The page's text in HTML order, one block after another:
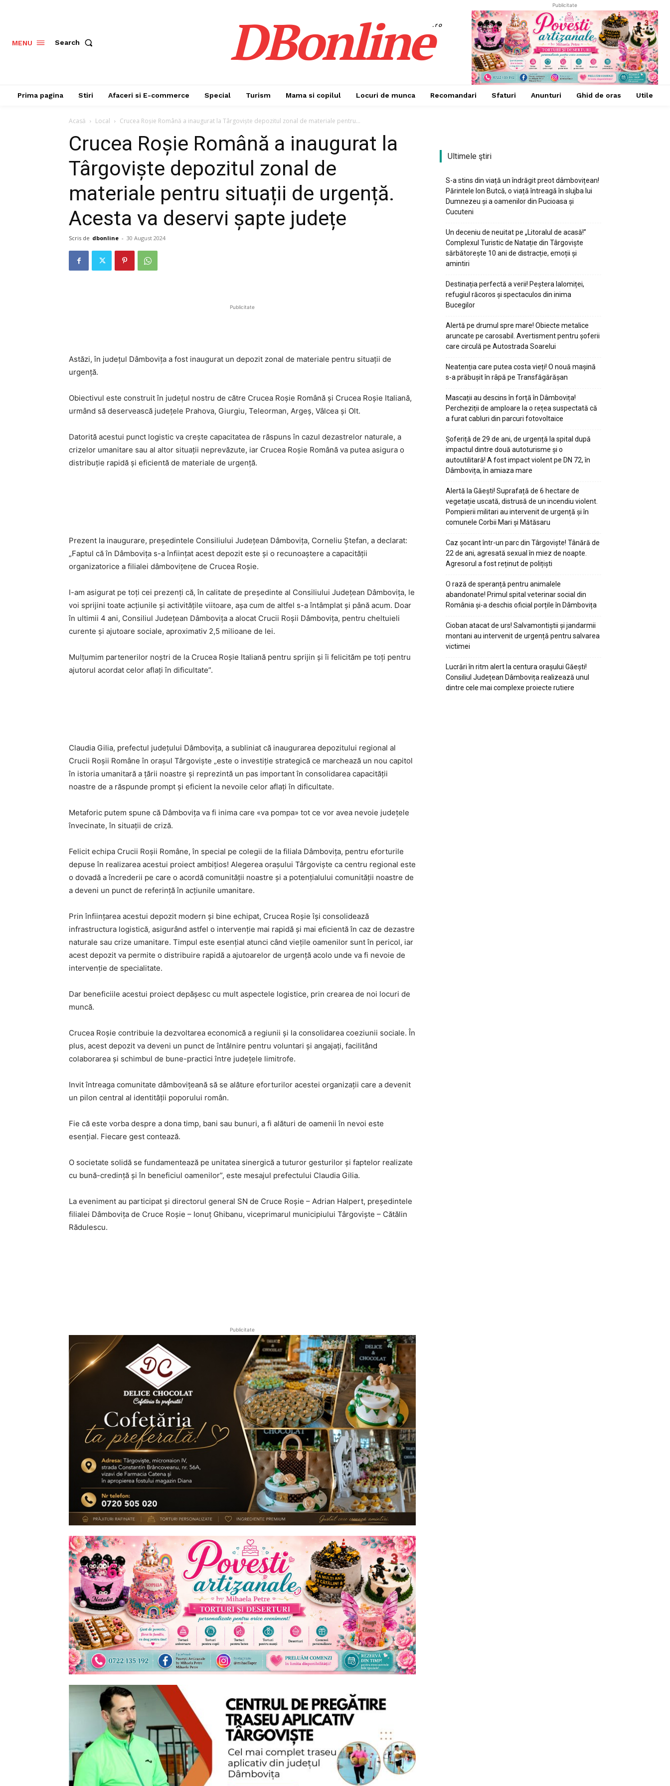
MENU Search DBonline.ro
Publicitate
Prima pagina Stiri Afaceri si E-commerce Special Turism Mama si copilul Locuri de munca Recomandari Sfaturi Anunturi Ghid de oras Utile
Acasă Local Crucea Roșie Română a inaugurat la Târgoviște depozitul zonal de materiale pentru...
Crucea Roșie Română a inaugurat la
Târgoviște depozitul zonal de
materiale pentru situații de urgență.
Acesta va deservi șapte județe
Scris de dbonline - 30 August 2024
Publicitate
Astăzi, în județul Dâmbovița a fost inaugurat un depozit zonal de materiale pentru situații de
urgență.
Obiectivul este construit în județul nostru de către Crucea Roșie Română și Crucea Roșie Italiană,
urmând să deservească județele Prahova, Giurgiu, Teleorman, Argeș, Vâlcea și Olt.
Datorită acestui punct logistic va crește capacitatea de răspuns în cazul dezastrelor naturale, a
crizelor umanitare sau al altor situații neprevăzute, iar Crucea Roșie Română va putea asigura o
distribuție rapidă și eficientă de materiale de urgență.
Prezent la inaugurare, președintele Consiliului Județean Dâmbovița, Corneliu Ștefan, a declarat:
„Faptul că în Dâmbovița s-a înființat acest depozit este și o recunoaștere a capacității
organizatorice a filialei dâmbovițene de Crucea Roșie.
I-am asigurat pe toți cei prezenți că, în calitate de președinte al Consiliului Județean Dâmbovița, le
voi sprijini toate acțiunile și activitățile viitoare, așa cum de altfel s-a întâmplat și până acum. Doar
în ultimii 4 ani, Consiliul Județean Dâmbovița a alocat Crucii Roșii Dâmbovița, pentru cheltuieli
curente și ajutoare sociale, aproximativ 2,5 milioane de lei.
Mulțumim partenerilor noștri de la Crucea Roșie Italiană pentru sprijin și îi felicităm pe toți pentru
ajutorul acordat celor aflați în dificultate”.
Claudia Gilia, prefectul județului Dâmbovița, a subliniat că inaugurarea depozitului regional al
Crucii Roșii Române în orașul Târgoviște „este o investiție strategică ce marchează un nou capitol
în istoria umanitară a țării noastre și reprezintă un pas important în consolidarea capacității
noastre de a răspunde prompt și eficient la nevoile celor aflați în dificultate.
Metaforic putem spune că Dâmbovița va fi inima care «va pompa» tot ce vor avea nevoie județele
învecinate, în situații de criză.
Felicit echipa Crucii Roșii Române, în special pe colegii de la filiala Dâmbovița, pentru eforturile
depuse în realizarea acestui proiect ambițios! Alegerea orașului Târgoviște ca centru regional este
o dovadă a încrederii pe care o acordă comunității noastre și a potențialului comunității noastre de
a deveni un punct de referință în acțiunile umanitare.
Prin înființarea acestui depozit modern și bine echipat, Crucea Roșie își consolidează
infrastructura logistică, asigurând astfel o intervenție mai rapidă și mai eficientă în caz de dezastre
naturale sau crize umanitare. Timpul este esențial atunci când viețile oamenilor sunt în pericol, iar
acest depozit va permite o distribuire rapidă a ajutoarelor de urgență acolo unde va fi nevoie de
intervenție de specialitate.
Dar beneficiile acestui proiect depășesc cu mult aspectele logistice, prin crearea de noi locuri de
muncă.
Crucea Roșie contribuie la dezvoltarea economică a regiunii și la consolidarea coeziunii sociale. În
plus, acest depozit va deveni un punct de întâlnire pentru voluntari și angajați, facilitând
colaborarea și schimbul de bune-practici între județele limitrofe.
Invit întreaga comunitate dâmbovițeană să se alăture eforturilor acestei organizații care a devenit
un pilon central al identității poporului român.
Fie că este vorba despre a dona timp, bani sau bunuri, a fi alături de oamenii în nevoi este
esențial. Fiecare gest contează.
O societate solidă se fundamentează pe unitatea sinergică a tuturor gesturilor și faptelor realizate
cu bună-credință și în beneficiul oamenilor”, este mesajul prefectului Claudia Gilia.
La eveniment au participat și directorul general SN de Cruce Roșie – Adrian Halpert, președintele
filialei Dâmbovița de Cruce Roșie – Ionuț Ghibanu, viceprimarul municipiului Târgoviște – Cătălin
Rădulescu.
Publicitate
Ultimele ştiri
S-a stins din viață un îndrăgit preot dâmbovițean!
Părintele Ion Butcă, o viață întreagă în slujba lui
Dumnezeu și a oamenilor din Pucioasa și
Cucuteni
Un deceniu de neuitat pe „Litoralul de acasă!”
Complexul Turistic de Natație din Târgoviște
sărbătorește 10 ani de distracție, emoții și
amintiri
Destinația perfectă a verii! Peștera Ialomiței,
refugiul răcoros și spectaculos din inima
Bucegilor
Alertă pe drumul spre mare! Obiecte metalice
aruncate pe carosabil. Avertisment pentru șoferii
care circulă pe Autostrada Soarelui
Neatenția care putea costa vieți! O nouă mașină
s-a prăbușit în râpă pe Transfăgărășan
Mascații au descins în forță în Dâmbovița!
Percheziții de amploare la o rețea suspectată că
a furat cabluri din parcuri fotovoltaice
Șoferiță de 29 de ani, de urgență la spital după
impactul dintre două autoturisme și o
autoutilitară! A fost impact violent pe DN 72, în
Dâmbovița, în amiaza mare
Alertă la Găești! Suprafață de 6 hectare de
vegetație uscată, distrusă de un incendiu violent.
Pompierii militari au intervenit de urgență și în
comunele Corbii Mari și Mătăsaru
Caz șocant într-un parc din Târgoviște! Tânără de
22 de ani, agresată sexual în miez de noapte.
Agresorul a fost reținut de polițiști
O rază de speranță pentru animalele
abandonate! Primul spital veterinar social din
România și-a deschis oficial porțile în Dâmbovița
Cioban atacat de urs! Salvamontiștii și jandarmii
montani au intervenit de urgență pentru salvarea
victimei
Lucrări în ritm alert la centura orașului Găești!
Consiliul Județean Dâmbovița realizează unul
dintre cele mai complexe proiecte rutiere